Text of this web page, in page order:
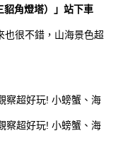
貂角燈塔）」站下車
也很不錯，山海景色超